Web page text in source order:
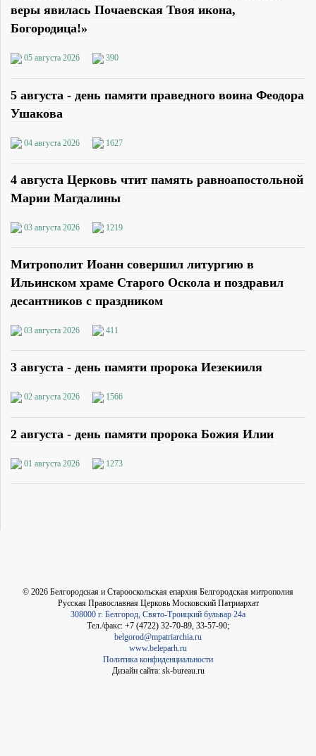
веры явилась Почаевская Твоя икона,
Богородица!»
05 августа 2026 390
5 августа - день памяти праведного воина Феодора
Ушакова
04 августа 2026 1627
4 августа Церковь чтит память равноапостольной
Марии Магдалины
03 августа 2026 1219
Митрополит Иоанн совершил литургию в
Ильинском храме Старого Оскола и поздравил
десантников с праздником
03 августа 2026 411
3 августа - день памяти пророка Иезекииля
02 августа 2026 1566
2 августа - день памяти пророка Божия Илии
01 августа 2026 1273
© 2026 Белгородская и Старооскольская епархия Белгородская митрополия
Русская Православная Церковь Московский Патриархат
308000 г. Белгород, Свято-Троицкий бульвар 24а
Тел./факс: +7 (4722) 32-70-89, 33-57-90;
belgorod@mpatriarchia.ru
www.beleparh.ru
Политика конфиденциальности
Дизайн сайта: sk-bureau.ru